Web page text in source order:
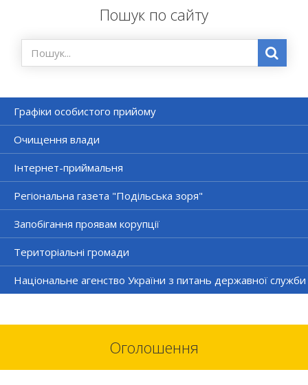
Пошук по сайту
Графіки особистого прийому
Очищення влади
Інтернет-приймальня
Регіональна газета "Подільська зоря"
Запобігання проявам корупції
Територіальні громади
Національне агенство України з питань державної служби
Оголошення